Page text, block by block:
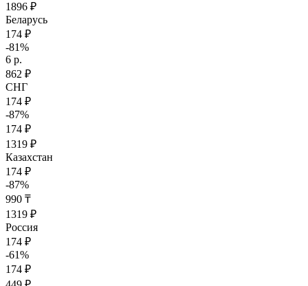
1896 ₽
Беларусь
174 ₽
-81%
6 р.
862 ₽
СНГ
174 ₽
-87%
174 ₽
1319 ₽
Казахстан
174 ₽
-87%
990 ₸
1319 ₽
Россия
174 ₽
-61%
174 ₽